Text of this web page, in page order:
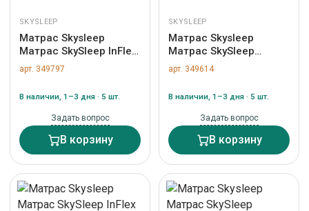
SKYSLEEP
Матрас Skysleep
Матрас SkySleep InFlex
Model 5S 80x190 арт.
6115
арт. 349797
В наличии, 1–3 дня · 5 шт.
Задать вопрос
В корзину
SKYSLEEP
Матрас Skysleep
Матрас SkySleep
NATURE PRO FORMA
LATEX S500 80x190 арт.
арт. 349614
В наличии, 1–3 дня · 5 шт.
Задать вопрос
В корзину